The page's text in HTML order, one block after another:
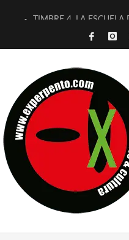
TIMBRE 4, LA
30 AÑOS (NO ES
D’BALDOMEROS
MARSHALL FLASH
JOFRE BARDAGÍ EN
YORCH PRESENTA
MAGALÍ SARE
«NO